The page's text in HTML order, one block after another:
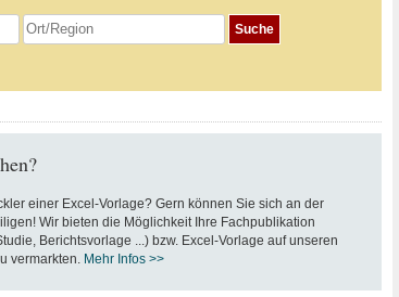
einer Excel-Vorlage? Gern können Sie sich an der
Wir bieten die Möglichkeit Ihre Fachpublikation
Berichtsvorlage ...) bzw. Excel-Vorlage auf unseren
vermarkten. Mehr Infos >>